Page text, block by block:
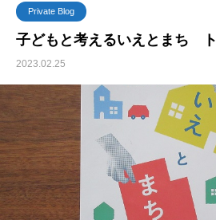
Private Blog
子どもと考えるいえとまち
2023.02.25